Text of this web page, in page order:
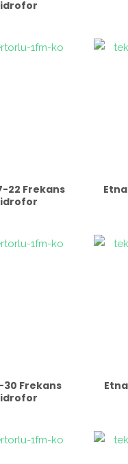
22 Frekans
Etna
30 Frekans